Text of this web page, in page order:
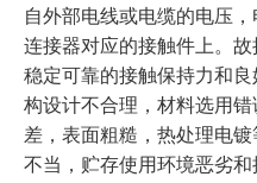
自外部电线或电缆的电压
连接器对应的接触件上。
稳定可靠的接触保持力和
构设计不合理，材料选用
差，表面粗糙，热处理电
不当，贮存使用环境恶劣